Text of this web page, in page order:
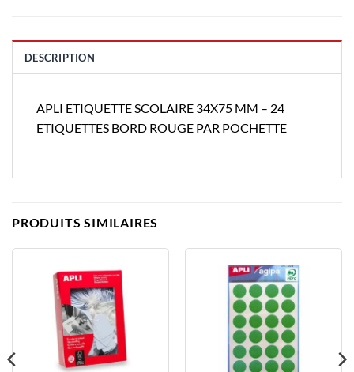
DESCRIPTION
APLI ETIQUETTE SCOLAIRE 34X75 MM – 24
ETIQUETTES BORD ROUGE PAR POCHETTE
PRODUITS SIMILAIRES